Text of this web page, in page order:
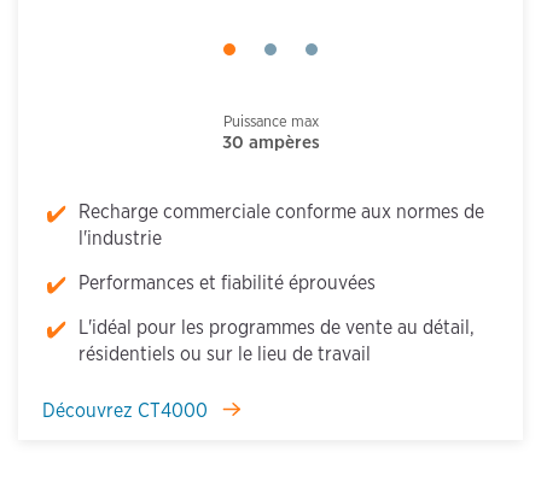
Puissance max
30 ampères
Recharge commerciale conforme aux normes de
l'industrie
Performances et fiabilité éprouvées
L'idéal pour les programmes de vente au détail,
résidentiels ou sur le lieu de travail
Découvrez CT4000